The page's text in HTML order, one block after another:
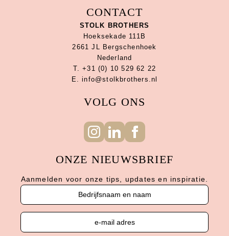
CONTACT
STOLK BROTHERS
Hoeksekade 111B
2661 JL Bergschenhoek
Nederland
T. +31 (0) 10 529 62 22
E. info@stolkbrothers.nl
VOLG ONS
ONZE NIEUWSBRIEF
Aanmelden voor onze tips, updates en inspiratie.